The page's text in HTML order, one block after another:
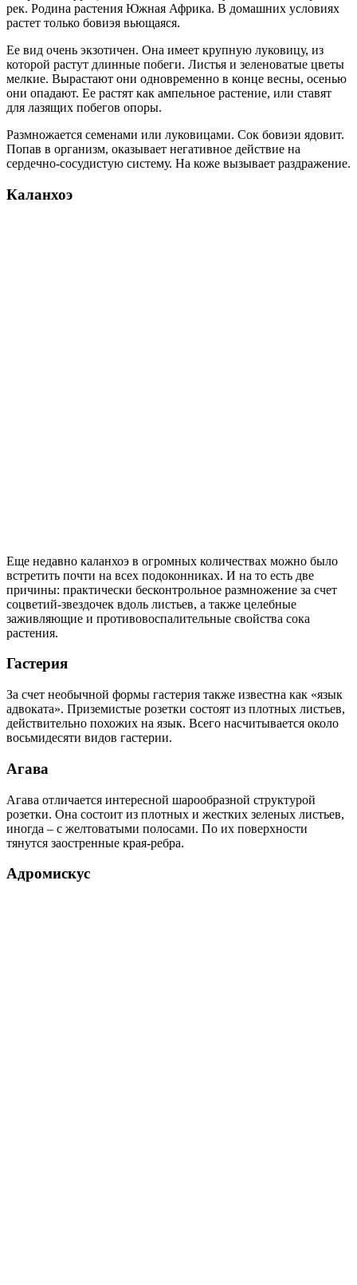
рек. Родина растения Южная Африка. В домашних условиях
растет только бовиэя вьющаяся.
Ее вид очень экзотичен. Она имеет крупную луковицу, из
которой растут длинные побеги. Листья и зеленоватые цветы
мелкие. Вырастают они одновременно в конце весны, осенью
они опадают. Ее растят как ампельное растение, или ставят
для лазящих побегов опоры.
Размножается семенами или луковицами. Сок бовиэи ядовит.
Попав в организм, оказывает негативное действие на
сердечно-сосудистую систему. На коже вызывает раздражение.
Каланхоэ
Еще недавно каланхоэ в огромных количествах можно было
встретить почти на всех подоконниках. И на то есть две
причины: практически бесконтрольное размножение за счет
соцветий-звездочек вдоль листьев, а также целебные
заживляющие и противовоспалительные свойства сока
растения.
Гастерия
За счет необычной формы гастерия также известна как «язык
адвоката». Приземистые розетки состоят из плотных листьев,
действительно похожих на язык. Всего насчитывается около
восьмидесяти видов гастерии.
Агава
Агава отличается интересной шарообразной структурой
розетки. Она состоит из плотных и жестких зеленых листьев,
иногда – с желтоватыми полосами. По их поверхности
тянутся заостренные края-ребра.
Адромискус